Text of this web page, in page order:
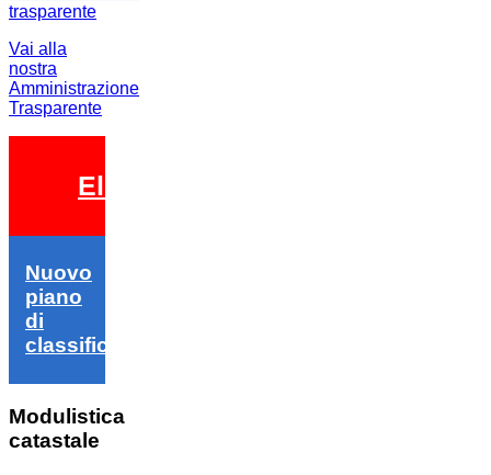
Vai alla
nostra
Amministrazione
Trasparente
Elezioni 2026
Nuovo
piano
di
classifica
Modulistica
catastale